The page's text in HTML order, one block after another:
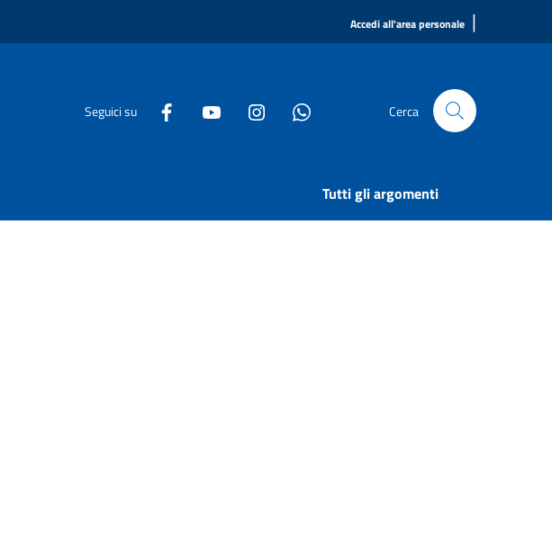
Accedi all'area personale |
Seguici su Cerca
Tutti gli argomenti